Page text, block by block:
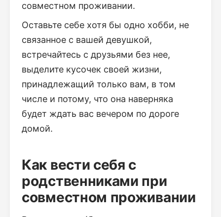
совместном проживании.
Оставьте себе хотя бы одно хобби, не
связанное с вашей девушкой,
встречайтесь с друзьями без нее,
выделите кусочек своей жизни,
принадлежащий только вам, в том
числе и потому, что она наверняка
будет ждать вас вечером по дороге
домой.
Как вести себя с
родственниками при
совместном проживании